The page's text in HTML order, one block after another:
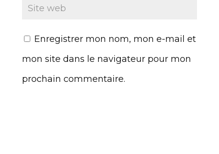
Enregistrer mon nom, mon e-mail et
mon site dans le navigateur pour mon
prochain commentaire.